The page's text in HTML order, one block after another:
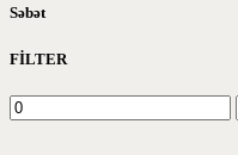
Səbət
FİLTER